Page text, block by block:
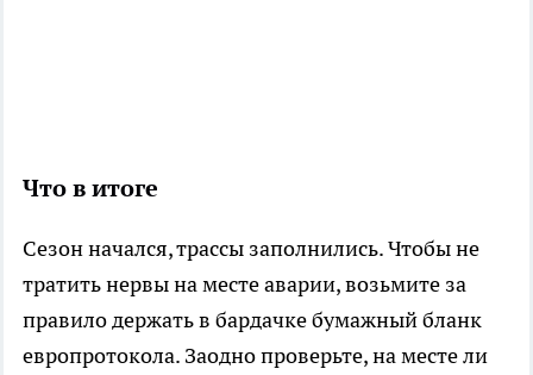
Что в итоге
Сезон начался, трассы заполнились. Чтобы не
тратить нервы на месте аварии, возьмите за
правило держать в бардачке бумажный бланк
европротокола. Заодно проверьте, на месте ли